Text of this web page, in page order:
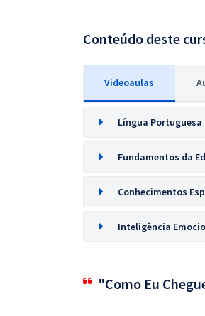
Conteúdo deste
Videoaulas
Língua Portuguesa
Fundamentos da
Conhecimentos
Inteligência
"Como Eu